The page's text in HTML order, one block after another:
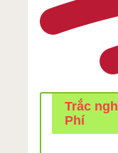
Trắc
Phí